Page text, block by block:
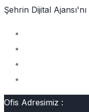
Şehrin Dijital Ajansı'nı
Ofis Adresimiz :